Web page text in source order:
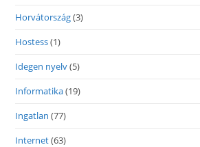
Horvátország(3)
Hostess(1)
Idegen nyelv(5)
Informatika(19)
Ingatlan (77)
Internet(63)